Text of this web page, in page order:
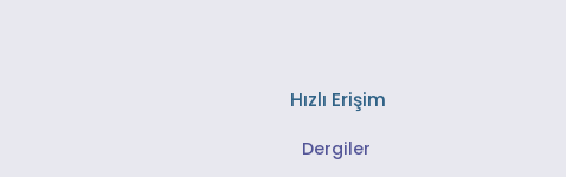
Hızlı Erişim
Dergiler